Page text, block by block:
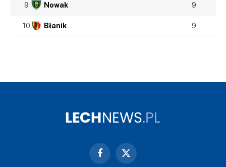
9 Nowak 9
10 Błanik 9
Facebook
X